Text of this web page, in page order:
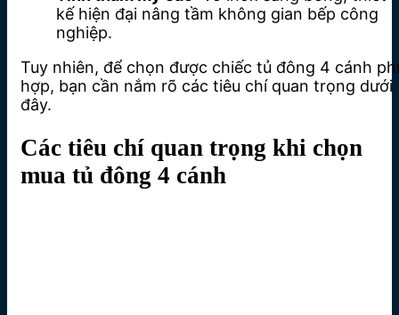
kế hiện đại nâng tầm không gian bếp công
nghiệp.
Tuy nhiên, để chọn được chiếc tủ đông 4 cánh
hợp, bạn cần nắm rõ các tiêu chí quan trọng dưới
đây.
Các tiêu chí quan trọng khi chọn
mua tủ đông 4 cánh